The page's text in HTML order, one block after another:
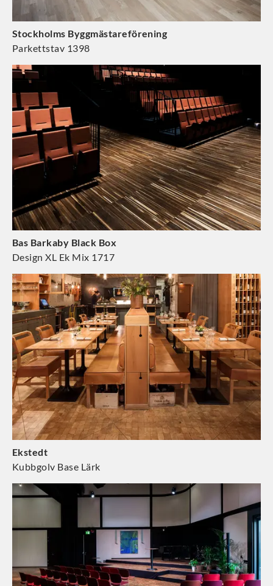
Stockholms Byggmästareförening
Parkettstav 1398
Bas Barkaby Black Box
Design XL Ek Mix 1717
Ekstedt
Kubbgolv Base Lärk